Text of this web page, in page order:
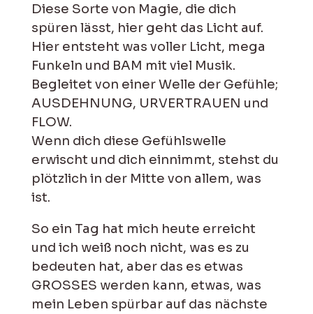
Diese Sorte von Magie, die dich
spüren lässt, hier geht das Licht auf.
Hier entsteht was voller Licht, mega
Funkeln und BAM mit viel Musik.
Begleitet von einer Welle der Gefühle;
AUSDEHNUNG, URVERTRAUEN und
FLOW.
Wenn dich diese Gefühlswelle
erwischt und dich einnimmt, stehst du
plötzlich in der Mitte von allem, was
ist.
So ein Tag hat mich heute erreicht
und ich weiß noch nicht, was es zu
bedeuten hat, aber das es etwas
GROSSES werden kann, etwas, was
mein Leben spürbar auf das nächste